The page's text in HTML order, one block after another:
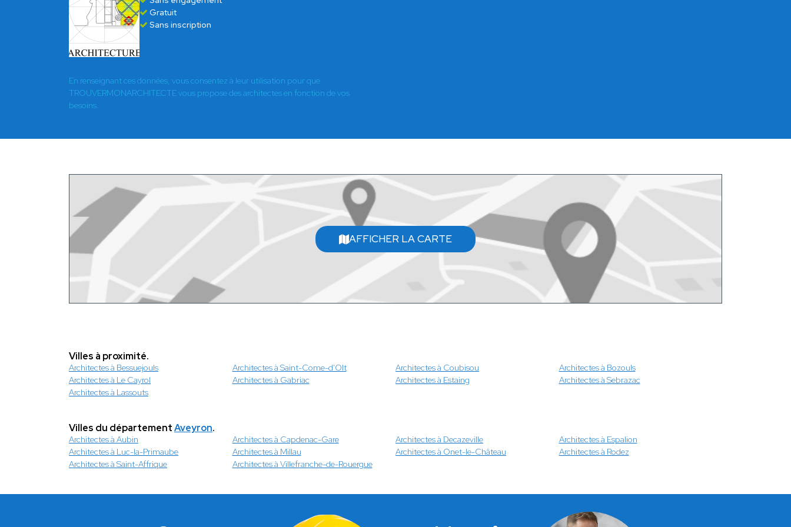
Gratuit
Sans inscription
En renseignant ces données, vous consentez à leur utilisation pour que
TROUVERMONARCHITECTE vous propose des architectes en fonction de vos
besoins.
AFFICHER LA CARTE
Villes à proximité.
Architectes à Bessuejouls Architectes à Saint-Come-d'Olt Architectes à Coubisou
Architectes à Bozouls
Architectes à Le Cayrol
Architectes à Gabriac Architectes à Estaing
Architectes à Sebrazac
Architectes à Lassouts
Villes du départementAveyron.
Architectes à Aubin Architectes à Capdenac-Gare Architectes à Decazeville
Architectes à Espalion
Architectes à Luc-la-Primaube
Architectes à Millau Architectes à Onet-le-Château
Architectes à Rodez
Architectes à Saint-Affrique
Architectes à Villefranche-de-Rouergue